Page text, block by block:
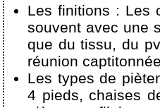
Les finitions : Les
souvent avec une
que du tissu, du
réunion
Les types de
4 pieds, chaises